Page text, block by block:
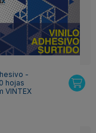
-
hojas
VINTEX